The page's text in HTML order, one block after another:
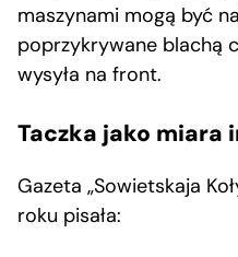
maszynami mogą być
poprzykrywane blachą
wysyła na front.
Taczka jako miara
Gazeta „Sowietskaja
roku pisała: